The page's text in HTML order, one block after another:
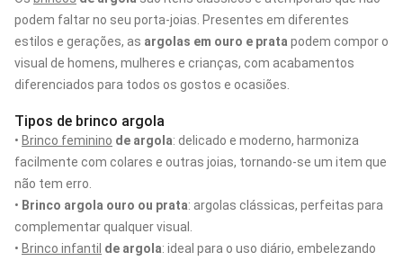
podem faltar no seu porta-joias. Presentes em diferentes
estilos e gerações, as argolas em ouro e prata podem compor o
visual de homens, mulheres e crianças, com acabamentos
diferenciados para todos os gostos e ocasiões.
Tipos de brinco argola
• Brinco feminino de argola: delicado e moderno, harmoniza
facilmente com colares e outras joias, tornando-se um item que
não tem erro.
• Brinco argola ouro ou prata: argolas clássicas, perfeitas para
complementar qualquer visual.
• Brinco infantil de argola: ideal para o uso diário, embelezando